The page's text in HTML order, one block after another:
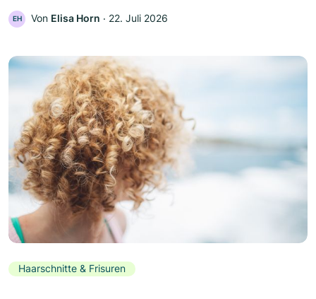
EH Von Elisa Horn ‧ 22. Juli 2026
Haarschnitte & Frisuren